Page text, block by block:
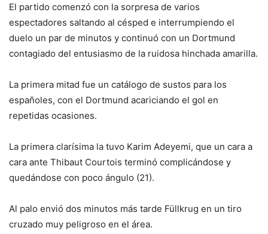
El partido comenzó con la sorpresa de varios
espectadores saltando al césped e interrumpiendo el
duelo un par de minutos y continuó con un Dortmund
contagiado del entusiasmo de la ruidosa hinchada amarilla.
La primera mitad fue un catálogo de sustos para los
españoles, con el Dortmund acariciando el gol en
repetidas ocasiones.
La primera clarísima la tuvo Karim Adeyemi, que un cara a
cara ante Thibaut Courtois terminó complicándose y
quedándose con poco ángulo (21).
Al palo envió dos minutos más tarde Füllkrug en un tiro
cruzado muy peligroso en el área.